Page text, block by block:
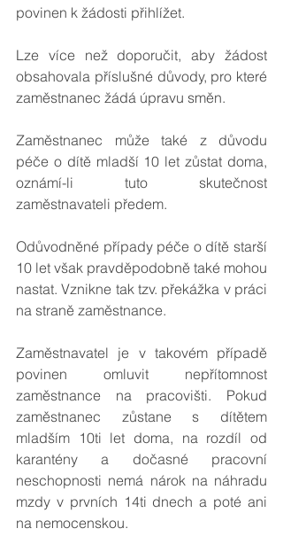
povinen k žádosti přihlížet.
Lze více než doporučit, aby žádost
obsahovala příslušné důvody, pro které
zaměstnanec žádá úpravu směn.
Zaměstnanec může také z důvodu
péče o dítě mladší 10 let zůstat doma,
oznámí-li tuto skutečnost
zaměstnavateli předem.
Odůvodněné případy péče o dítě starší
10 let však pravděpodobně také mohou
nastat. Vznikne tak tzv. překážka v práci
na straně zaměstnance.
Zaměstnavatel je v takovém případě
povinen omluvit nepřítomnost
zaměstnance na pracovišti. Pokud
zaměstnanec zůstane s dítětem
mladším 10ti let doma, na rozdíl od
karantény a dočasné pracovní
neschopnosti nemá nárok na náhradu
mzdy v prvních 14ti dnech a poté ani
na nemocenskou.